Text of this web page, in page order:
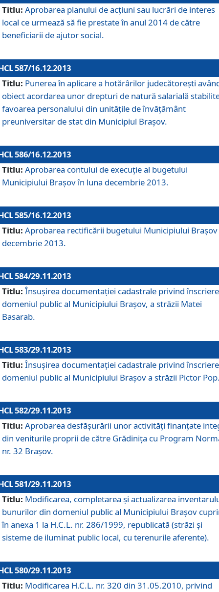
Titlu: Aprobarea planului de acţiuni sau lucrări de interes
local ce urmează să fie prestate în anul 2014 de către
beneficiarii de ajutor social.
587/16.12.2013
Titlu: Punerea în aplicare a hotărârilor judecătoreşti
obiect acordarea unor drepturi de natură salarială
favoarea personalului din unităţile de învăţământ
preuniversitar de stat din Municipiul Braşov.
586/16.12.2013
Titlu: Aprobarea contului de execuţie al bugetului
Municipiului Braşov în luna decembrie 2013.
585/16.12.2013
Titlu: Aprobarea rectificării bugetului Municipiului Braşov
decembrie 2013.
584/29.11.2013
Titlu: Însuşirea documentaţiei cadastrale privind
domeniul public al Municipiului Braşov, a străzii Matei
Basarab.
583/29.11.2013
Titlu: Însuşirea documentaţiei cadastrale privind
domeniul public al Municipiului Braşov a străzii Pictor
582/29.11.2013
Titlu: Aprobarea desfăşurării unor activităţi finanţate
din veniturile proprii de către Grădiniţa cu Program
nr. 32 Braşov.
581/29.11.2013
Titlu: Modificarea, completarea şi actualizarea
bunurilor din domeniul public al Municipiului Braşov
în anexa 1 la H.C.L. nr. 286/1999, republicată (străzi şi
sisteme de iluminat public local, cu terenurile aferente).
580/29.11.2013
Titlu: Modificarea H.C.L. nr. 320 din 31.05.2010, privind